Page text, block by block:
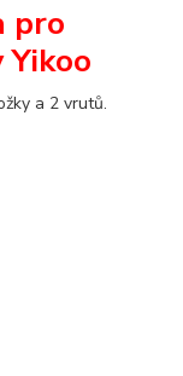
pro
a 2 vrutů.